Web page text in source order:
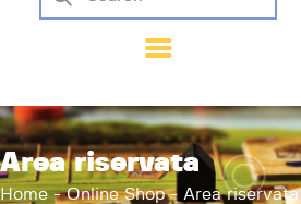
Area riservata
Home Online Shop Area riservata
SCAMBIA
AIUTO
BLOG-NEWS
EVENTI